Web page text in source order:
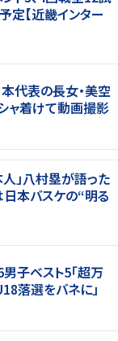
定【近畿インター
代表の長女・美空
ャ着けて動画撮影
」八村塁が語った
本バスケの“明る
子ベスト5「超万
落選をバネに」